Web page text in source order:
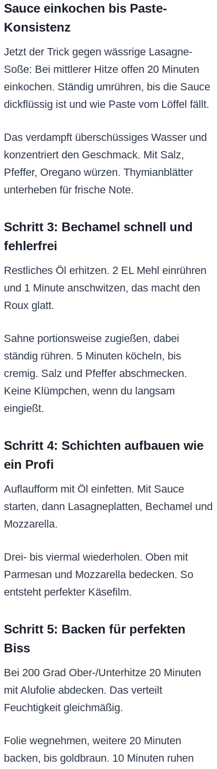
Sauce einkochen bis Paste-
Konsistenz
Jetzt der Trick gegen wässrige Lasagne-
Soße: Bei mittlerer Hitze offen 20 Minuten
einkochen. Ständig umrühren, bis die Sauce
dickflüssig ist und wie Paste vom Löffel fällt.
Das verdampft überschüssiges Wasser und
konzentriert den Geschmack. Mit Salz,
Pfeffer, Oregano würzen. Thymianblätter
unterheben für frische Note.
Schritt 3: Bechamel schnell und
fehlerfrei
Restliches Öl erhitzen. 2 EL Mehl einrühren
und 1 Minute anschwitzen, das macht den
Roux glatt.
Sahne portionsweise zugießen, dabei
ständig rühren. 5 Minuten köcheln, bis
cremig. Salz und Pfeffer abschmecken.
Keine Klümpchen, wenn du langsam
eingießt.
Schritt 4: Schichten aufbauen wie
ein Profi
Auflaufform mit Öl einfetten. Mit Sauce
starten, dann Lasagneplatten, Bechamel und
Mozzarella.
Drei- bis viermal wiederholen. Oben mit
Parmesan und Mozzarella bedecken. So
entsteht perfekter Käsefilm.
Schritt 5: Backen für perfekten
Biss
Bei 200 Grad Ober-/Unterhitze 20 Minuten
mit Alufolie abdecken. Das verteilt
Feuchtigkeit gleichmäßig.
Folie wegnehmen, weitere 20 Minuten
backen, bis goldbraun. 10 Minuten ruhen